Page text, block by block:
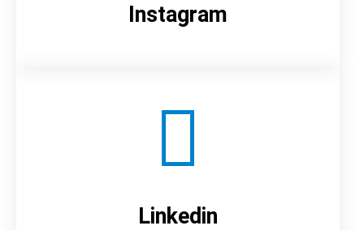
Instagram
Linkedin